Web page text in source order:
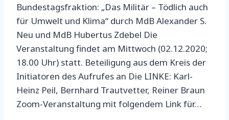
Bundestagsfraktion: „Das Militär – Tödlich auch
für Umwelt und Klima“ durch MdB Alexander S.
Neu und MdB Hubertus Zdebel Die
Veranstaltung findet am Mittwoch (02.12.2020;
18.00 Uhr) statt. Beteiligung aus dem Kreis der
Initiatoren des Aufrufes an Die LINKE: Karl-
Heinz Peil, Bernhard Trautvetter, Reiner Braun
Zoom-Veranstaltung mit folgendem Link für…